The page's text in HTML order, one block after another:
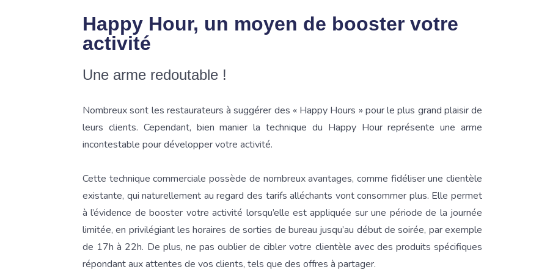
Happy Hour, un moyen de booster votre
activité
Une arme redoutable !
Nombreux sont les restaurateurs à suggérer des « Happy Hours » pour le plus grand plaisir de
leurs clients. Cependant, bien manier la technique du Happy Hour représente une arme
incontestable pour développer votre activité.
Cette technique commerciale possède de nombreux avantages, comme fidéliser une clientèle
existante, qui naturellement au regard des tarifs alléchants vont consommer plus. Elle permet
à l’évidence de booster votre activité lorsqu’elle est appliquée sur une période de la journée
limitée, en privilégiant les horaires de sorties de bureau jusqu’au début de soirée, par exemple
de 17h à 22h. De plus, ne pas oublier de cibler votre clientèle avec des produits spécifiques
répondant aux attentes de vos clients, tels que des offres à partager.